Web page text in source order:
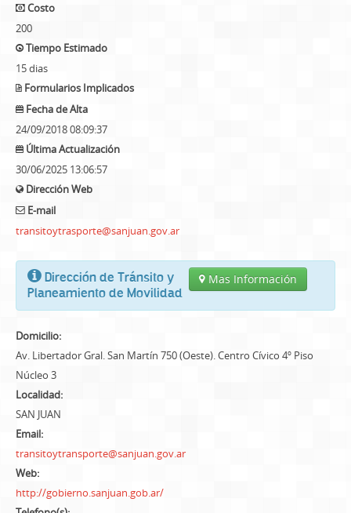
Costo
200
Tiempo Estimado
15 dias
Formularios Implicados
Fecha de Alta
24/09/2018 08:09:37
Última Actualización
30/06/2025 13:06:57
Dirección Web
E-mail
transitoytrasporte@sanjuan.gov.ar
Mas Información
Dirección de Tránsito y
Planeamiento de Movilidad
Domicilio:
Av. Libertador Gral. San Martín 750 (Oeste). Centro Cívico 4º Piso
Núcleo 3
Localidad:
SAN JUAN
Email:
transitoytransporte@sanjuan.gov.ar
Web:
http://gobierno.sanjuan.gob.ar/